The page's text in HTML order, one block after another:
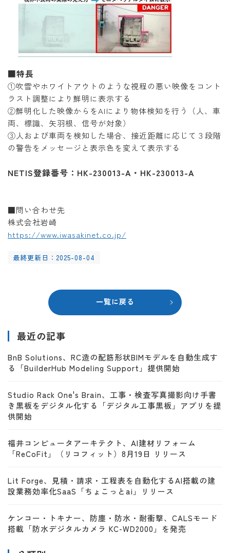
■特長
①吹雪やホワイトアウトのような視程の悪い映像をコント
ラスト調整により鮮明に表示する
②鮮明化した映像からをAIにより物体検知を行う（人、車
両、標識、矢羽根、信号が対象）
③人および車両を検知した場合、接近距離に応じて３段階
の警告をメッセージと表示色を変えて表示する
NETIS登録番号：HK-230013-A・HK-230013-A
■問い合わせ先
株式会社岩崎
https://www.iwasakinet.co.jp/
最終更新日：2025-08-04
一覧に戻る
最近の記事
BnB Solutions、RC造の配筋形状BIMモデルを自動生成す
る「BuilderHub Modeling Support」提供開始
Studio Rack One's Brain、工事・検査写真撮影向け手書
き黒板をデジタル化する「デジタル工事黒板」アプリを提
供開始
福井コンピュータアーキテクト、AI建材リフォーム
「ReCoFit」（リコフィット）8月19日 リリース
Lit Forge、見積・請求・工程表を自動化するAI搭載の建
設業務効率化SaaS「ちょこっとai」リリース
ケンコー・トキナー、防塵・防水・耐衝撃、CALSモード
搭載「防水デジタルカメラ KC-WD2000」を発売